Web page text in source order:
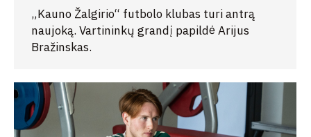
„Kauno Žalgirio“ futbolo klubas turi antrą
naujoką. Vartininkų grandį papildė Arijus
Bražinskas.